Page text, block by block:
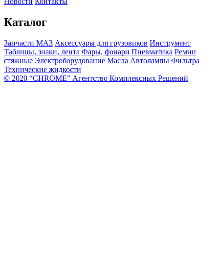
Каталог
Запчасти МАЗ Аксессуары для грузовиков Инструмент
Таблицы, знаки, лента Фары, фонари Пневматика Ремни
стяжные Электроборудование Масла Автолампы Фильтра
Технические жидкости
© 2020 “CHROME” Агентство Комплексных Решений